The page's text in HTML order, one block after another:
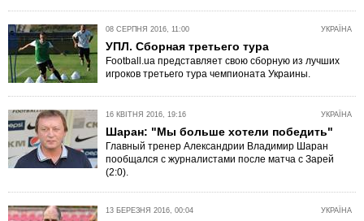
УКРАЇНА
08 СЕРПНЯ 2016, 11:00
УПЛ. Сборная третьего тура
Football.ua представляет свою сборную из лучших
игроков третьего тура чемпионата Украины.
УКРАЇНА
16 КВІТНЯ 2016, 19:16
Шаран: "Мы больше хотели победить"
Главный тренер Александрии Владимир Шаран
пообщался с журналистами после матча с Зарей
(2:0).
УКРАЇНА
13 БЕРЕЗНЯ 2016, 00:04